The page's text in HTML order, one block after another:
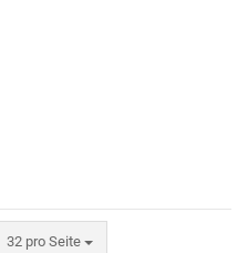
32 pro Seite